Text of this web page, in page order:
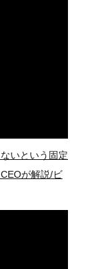
いという固定
が解説/ビ